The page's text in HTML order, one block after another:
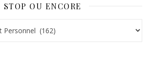
STOP OU ENCORE